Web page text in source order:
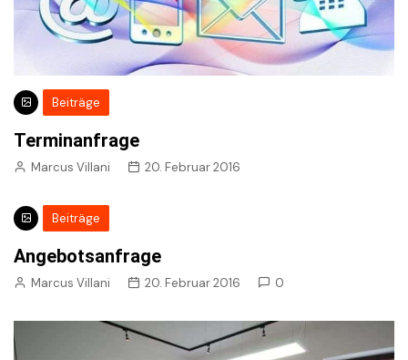
Beiträge
Terminanfrage
Marcus Villani 20. Februar 2016
Beiträge
Angebotsanfrage
Marcus Villani 20. Februar 2016 0